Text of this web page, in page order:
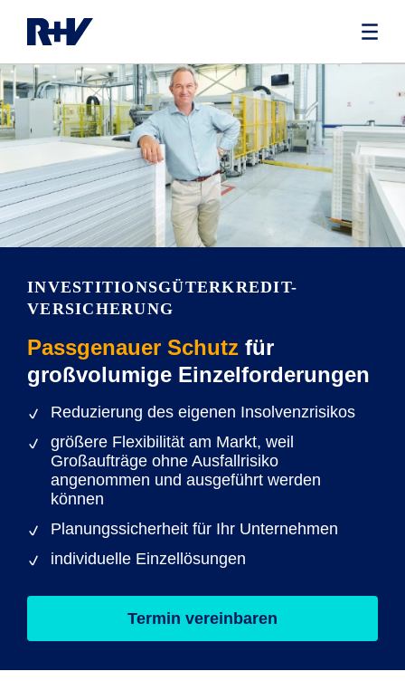
INVESTITIONSGÜTERKREDIT-
VERSICHERUNG
Passgenauer Schutz für
großvolumige Einzelforderungen
Reduzierung des eigenen Insolvenzrisikos
größere Flexibilität am Markt, weil
Großaufträge ohne Ausfallrisiko
angenommen und ausgeführt werden
können
Planungssicherheit für Ihr Unternehmen
individuelle Einzellösungen
Termin vereinbaren